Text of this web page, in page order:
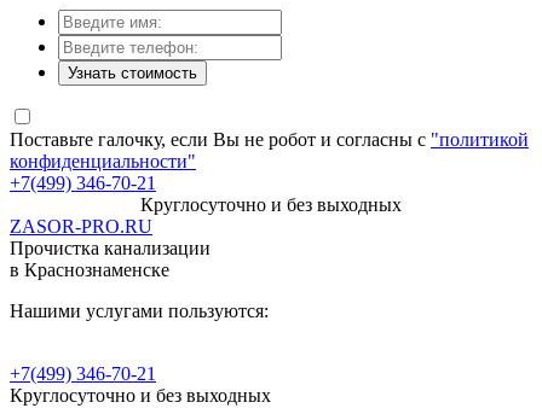
Узнать стоимость
Поставьте галочку, если Вы не робот и согласны с "политикой
конфиденциальности"
+7(499) 346-70-21
Круглосуточно и без выходных
ZASOR-PRO.RU
Прочистка канализации
в Краснознаменске
Нашими услугами пользуются:
+7(499) 346-70-21
Круглосуточно и без выходных